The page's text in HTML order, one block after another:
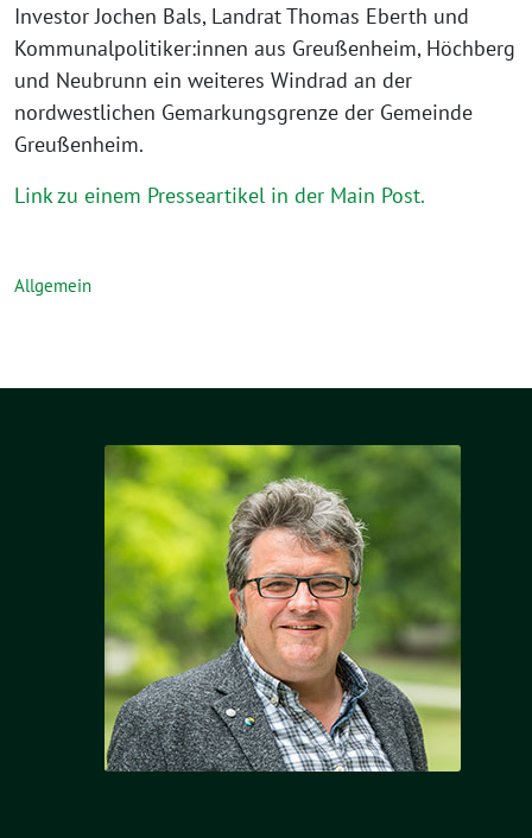
Investor Jochen Bals, Landrat Thomas Eberth und
Kommunalpolitiker:innen aus Greußenheim, Höchberg
und Neubrunn ein weiteres Windrad an der
nordwestlichen Gemarkungsgrenze der Gemeinde
Greußenheim.
Link zu einem Presseartikel in der Main Post.
Allgemein